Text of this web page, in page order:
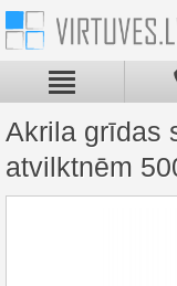
Akrila grīdas
atvilktnēm